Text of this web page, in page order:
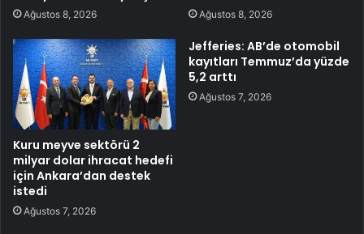
Ağustos 8, 2026 Ağustos 8, 2026
Kuru meyve sektörü 2
milyar dolar ihracat hedefi
için Ankara’dan destek
istedi
Ağustos 7, 2026
Jefferies: AB’de otomobil
kayıtları Temmuz’da yüzde
5,2 arttı
Ağustos 7, 2026